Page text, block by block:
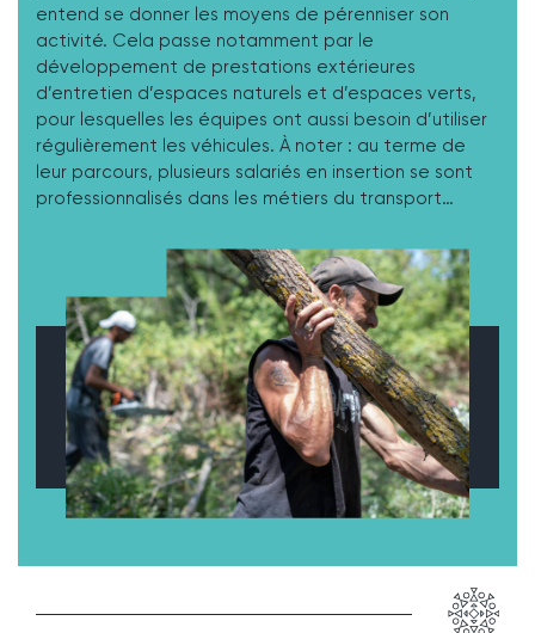
entend se donner les moyens de pérenniser son
activité. Cela passe notamment par le
développement de prestations extérieures
d’entretien d’espaces naturels et d’espaces verts,
pour lesquelles les équipes ont aussi besoin d’utiliser
régulièrement les véhicules. À noter : au terme de
leur parcours, plusieurs salariés en insertion se sont
professionnalisés dans les métiers du transport…